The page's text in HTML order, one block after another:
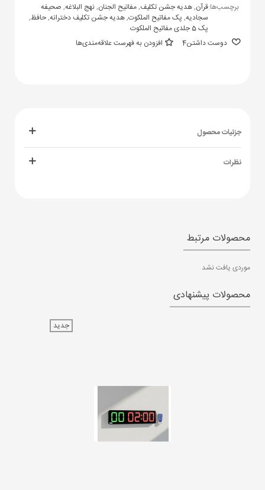
برچسب‌ها:قرآن,هدیه جشن تکلیف,مفاتیح الجنان,نهج البلاغه, صحیفه
سجادیه, پک مفاتیح الملکوت,هدیه جشن تکلیف دخترانه,حافظ,
پک 5 جلدی مفاتیح الملکوت
دوست داشتن4 افزودن به فهرست علاقه‌مندی‌ها
جزئیات محصول
نظرات
محصولات مرتبط
موردی یافت نشد
محصولات پیشنهادی
جدید